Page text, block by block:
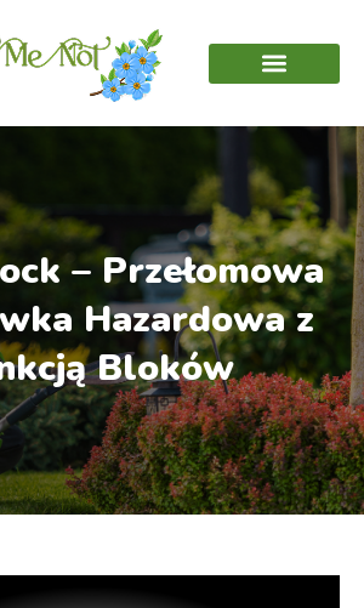
– Przełomowa
Hazardowa z
Bloków